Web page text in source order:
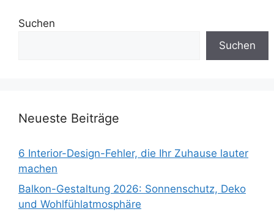
Suchen
Suchen
Neueste Beiträge
6 Interior-Design-Fehler, die Ihr Zuhause lauter
machen
Balkon-Gestaltung 2026: Sonnenschutz, Deko
und Wohlfühlatmosphäre